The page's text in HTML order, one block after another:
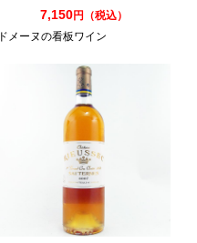
7,150円（税込）
ドメーヌの看板ワイン